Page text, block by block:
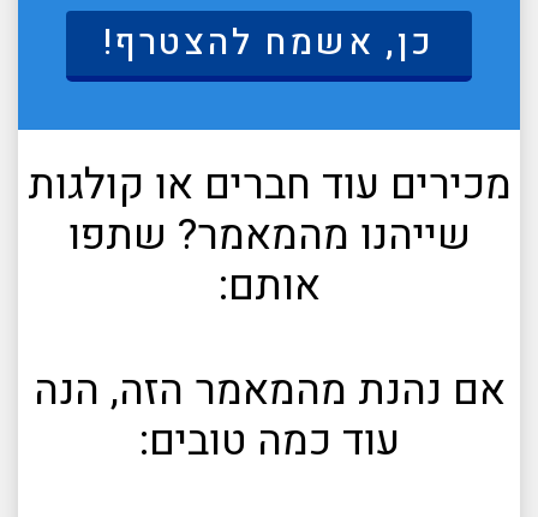
כן, אשמח להצטרף!
מכירים עוד חברים או קולגות
שייהנו מהמאמר? שתפו
אותם:
אם נהנת מהמאמר הזה, הנה
עוד כמה טובים: